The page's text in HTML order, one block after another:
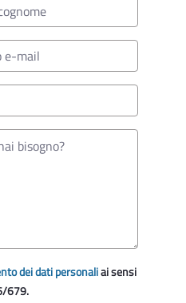
dei dati personaliai sensi
679.